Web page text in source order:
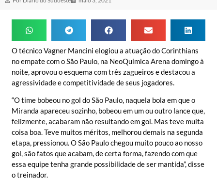
O técnico Vagner Mancini elogiou a atuação do Corinthians
no empate com o São Paulo, na NeoQuímica Arena domingo à
noite, aprovou o esquema com três zagueiros e destacou a
agressividade e competitividade de seus jogadores.
“O time bobeou no gol do São Paulo, naquela bola em que o
Miranda apareceu sozinho, bobeou em um ou outro lance que,
felizmente, acabaram não resultando em gol. Mas teve muita
coisa boa. Teve muitos méritos, melhorou demais na segunda
etapa, pressionou. O São Paulo chegou muito pouco ao nosso
gol, são fatos que acabam, de certa forma, fazendo com que
essa equipe tenha grande possibilidade de ser mantida”, disse
o treinador.